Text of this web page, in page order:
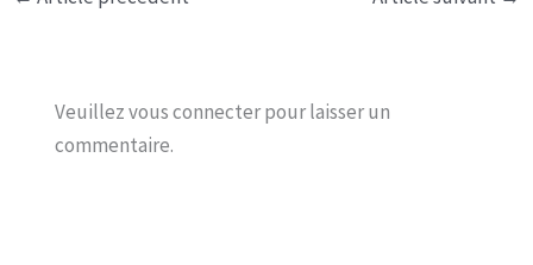
Veuillez vous connecter pour laisser un
commentaire.